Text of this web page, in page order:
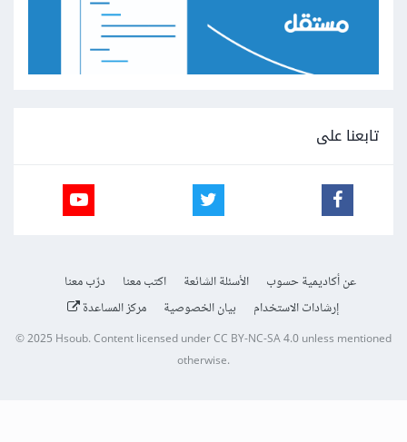
تابعنا على
عن أكاديمية حسوب الأسئلة الشائعة اكتب معنا
درّب معنا
إرشادات الاستخدام
بيان الخصوصية مركز المساعدة
© 2025 Hsoub.Content licensed underCC BY-NC-SA 4.0unless mentioned
otherwise.